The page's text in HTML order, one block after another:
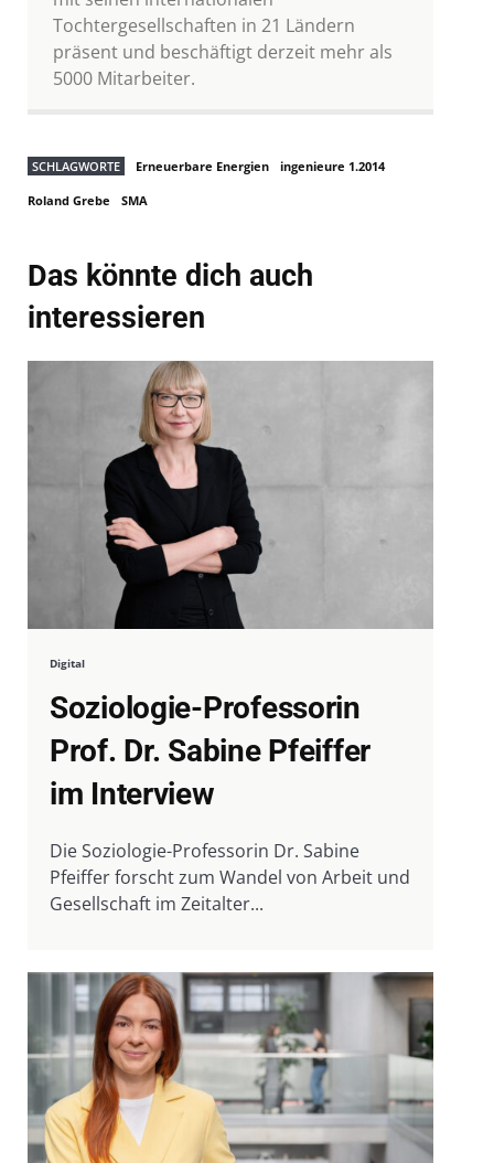
Tochtergesellschaften in 21 Ländern
präsent und beschäftigt derzeit mehr als
5000 Mitarbeiter.
SCHLAGWORTE Erneuerbare Energien ingenieure 1.2014
Roland Grebe SMA
Das könnte dich auch
interessieren
Digital
Soziologie-Professorin
Prof. Dr. Sabine Pfeiffer
im Interview
Die Soziologie-Professorin Dr. Sabine
Pfeiffer forscht zum Wandel von Arbeit und
Gesellschaft im Zeitalter...